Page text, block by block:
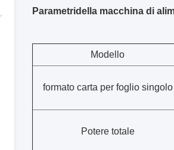
Parametridella macchina di
Modello
formato carta per foglio singolo
Potere totale